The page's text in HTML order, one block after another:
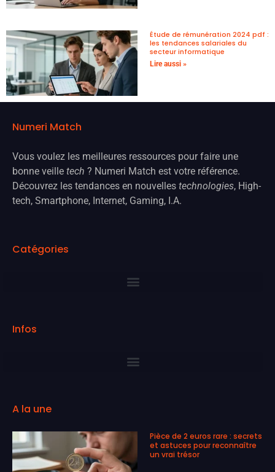
Étude de rémunération 2024 pdf :
les tendances salariales du
secteur informatique
Lire aussi »
Numeri Match
Vous voulez les meilleures ressources pour faire une
bonne veille tech ? Numeri Match est votre référence.
Découvrez les tendances en nouvelles technologies, High-
tech, Smartphone, Internet, Gaming, I.A.
Catégories
Infos
A la une
Pièce de 2 euros rare : secrets
et astuces pour reconnaître
un vrai trésor